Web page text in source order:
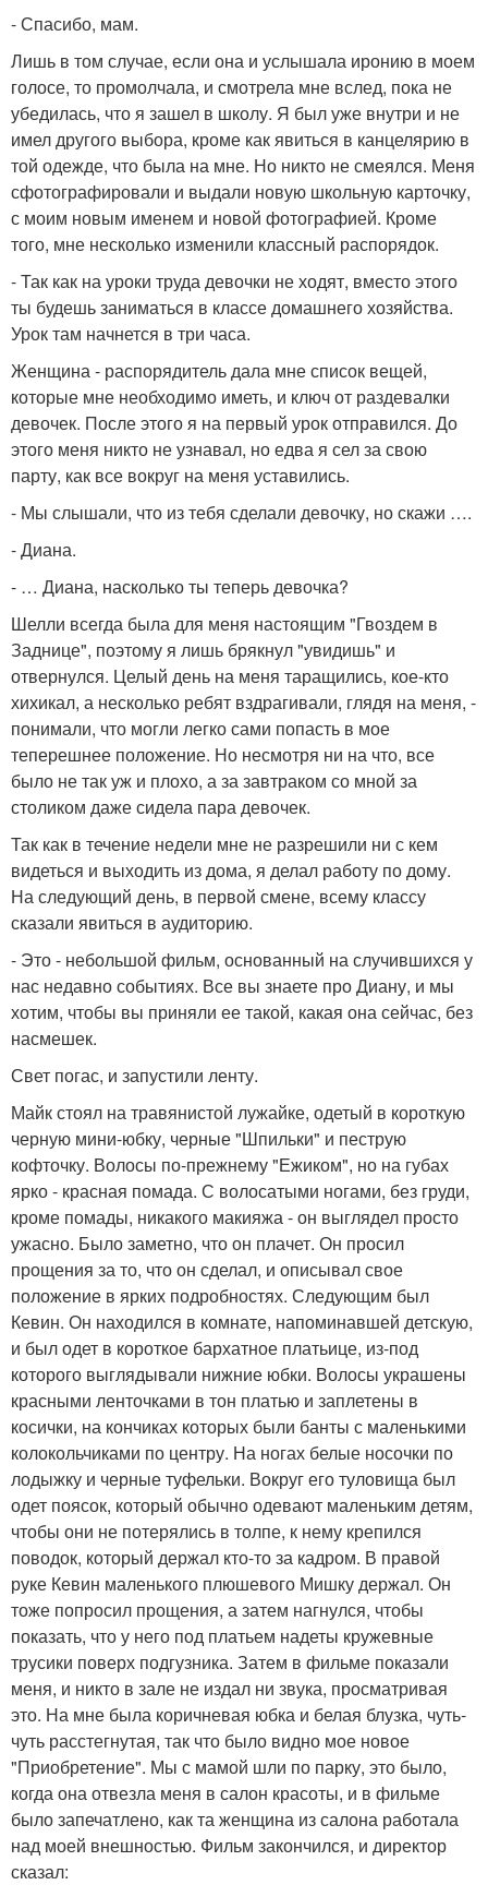
- Спасибо, мам.
Лишь в том случае, если она и услышала иронию в моем
голосе, то промолчала, и смотрела мне вслед, пока не
убедилась, что я зашел в школу. Я был уже внутри и не
имел другого выбора, кроме как явиться в канцелярию в
той одежде, что была на мне. Но никто не смеялся. Меня
сфотографировали и выдали новую школьную карточку,
с моим новым именем и новой фотографией. Кроме
того, мне несколько изменили классный распорядок.
- Так как на уроки труда девочки не ходят, вместо этого
ты будешь заниматься в классе домашнего хозяйства.
Урок там начнется в три часа.
Женщина - распорядитель дала мне список вещей,
которые мне необходимо иметь, и ключ от раздевалки
девочек. После этого я на первый урок отправился. До
этого меня никто не узнавал, но едва я сел за свою
парту, как все вокруг на меня уставились.
- Мы слышали, что из тебя сделали девочку, но скажи ….
- Диана.
- … Диана, насколько ты теперь девочка?
Шелли всегда была для меня настоящим "Гвоздем в
Заднице", поэтому я лишь брякнул "увидишь" и
отвернулся. Целый день на меня таращились, кое-кто
хихикал, а несколько ребят вздрагивали, глядя на меня, -
понимали, что могли легко сами попасть в мое
теперешнее положение. Но несмотря ни на что, все
было не так уж и плохо, а за завтраком со мной за
столиком даже сидела пара девочек.
Так как в течение недели мне не разрешили ни с кем
видеться и выходить из дома, я делал работу по дому.
На следующий день, в первой смене, всему классу
сказали явиться в аудиторию.
- Это - небольшой фильм, основанный на случившихся у
нас недавно событиях. Все вы знаете про Диану, и мы
хотим, чтобы вы приняли ее такой, какая она сейчас, без
насмешек.
Свет погас, и запустили ленту.
Майк стоял на травянистой лужайке, одетый в короткую
черную мини-юбку, черные "Шпильки" и пеструю
кофточку. Волосы по-прежнему "Ежиком", но на губах
ярко - красная помада. С волосатыми ногами, без груди,
кроме помады, никакого макияжа - он выглядел просто
ужасно. Было заметно, что он плачет. Он просил
прощения за то, что он сделал, и описывал свое
положение в ярких подробностях. Следующим был
Кевин. Он находился в комнате, напоминавшей детскую,
и был одет в короткое бархатное платьице, из-под
которого выглядывали нижние юбки. Волосы украшены
красными ленточками в тон платью и заплетены в
косички, на кончиках которых были банты с маленькими
колокольчиками по центру. На ногах белые носочки по
лодыжку и черные туфельки. Вокруг его туловища был
одет поясок, который обычно одевают маленьким детям,
чтобы они не потерялись в толпе, к нему крепился
поводок, который держал кто-то за кадром. В правой
руке Кевин маленького плюшевого Мишку держал. Он
тоже попросил прощения, а затем нагнулся, чтобы
показать, что у него под платьем надеты кружевные
трусики поверх подгузника. Затем в фильме показали
меня, и никто в зале не издал ни звука, просматривая
это. На мне была коричневая юбка и белая блузка, чуть-
чуть расстегнутая, так что было видно мое новое
"Приобретение". Мы с мамой шли по парку, это было,
когда она отвезла меня в салон красоты, и в фильме
было запечатлено, как та женщина из салона работала
над моей внешностью. Фильм закончился, и директор
сказал: